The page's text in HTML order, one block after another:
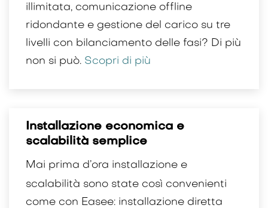
illimitata, comunicazione offline
ridondante e gestione del carico su tre
livelli con bilanciamento delle fasi? Di più
non si può. Scopri di più
Installazione economica e
scalabilità semplice
Mai prima d’ora installazione e
scalabilità sono state così convenienti
come con Easee: installazione diretta